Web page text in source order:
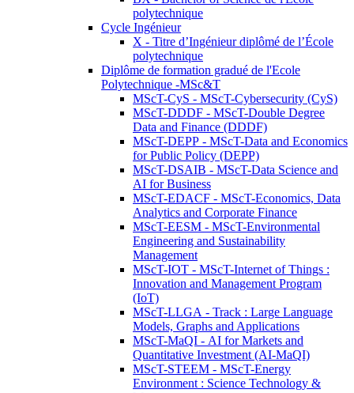
polytechnique
Cycle Ingénieur
X - Titre d’Ingénieur diplômé de l’École
polytechnique
Diplôme de formation gradué de l'Ecole
Polytechnique -MSc&T
MScT-CyS - MScT-Cybersecurity (CyS)
MScT-DDDF - MScT-Double Degree
Data and Finance (DDDF)
MScT-DEPP - MScT-Data and Economics
for Public Policy (DEPP)
MScT-DSAIB - MScT-Data Science and
AI for Business
MScT-EDACF - MScT-Economics, Data
Analytics and Corporate Finance
MScT-EESM - MScT-Environmental
Engineering and Sustainability
Management
MScT-IOT - MScT-Internet of Things :
Innovation and Management Program
(IoT)
MScT-LLGA - Track : Large Language
Models, Graphs and Applications
MScT-MaQI - AI for Markets and
Quantitative Investment (AI-MaQI)
MScT-STEEM - MScT-Energy
Environment : Science Technology &